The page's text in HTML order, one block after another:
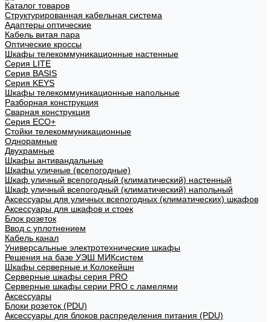
Каталог товаров
Структурированная кабельная система
Адаптеры оптические
Кабель витая пара
Оптические кроссы
Шкафы телекоммуникационные настенные
Cерия LITE
Cерия BASIS
Cерия KEYS
Шкафы телекоммуникационные напольные
Разборная конструкция
Сварная конструкция
Серия ECO+
Стойки телекоммуникационные
Однорамные
Двухрамные
Шкафы антивандальные
Шкафы уличные (всепогодные)
Шкаф уличный всепогодный (климатический) настенный
Шкаф уличный всепогодный (климатический) напольный
Аксессуары для уличных всепогодных (климатических) шкафов
Аксессуары для шкафов и стоек
Блок розеток
Ввод с уплотнением
Кабель канал
Универсальные электротехнические шкафы
Решения на базе УЭШ МИКсистем
Шкафы серверные и Колокейшн
Серверные шкафы серия PRO
Серверные шкафы серии PRO с ламелями
Аксессуары
Блоки розеток (PDU)
Аксессуары для блоков распределения питания (PDU)